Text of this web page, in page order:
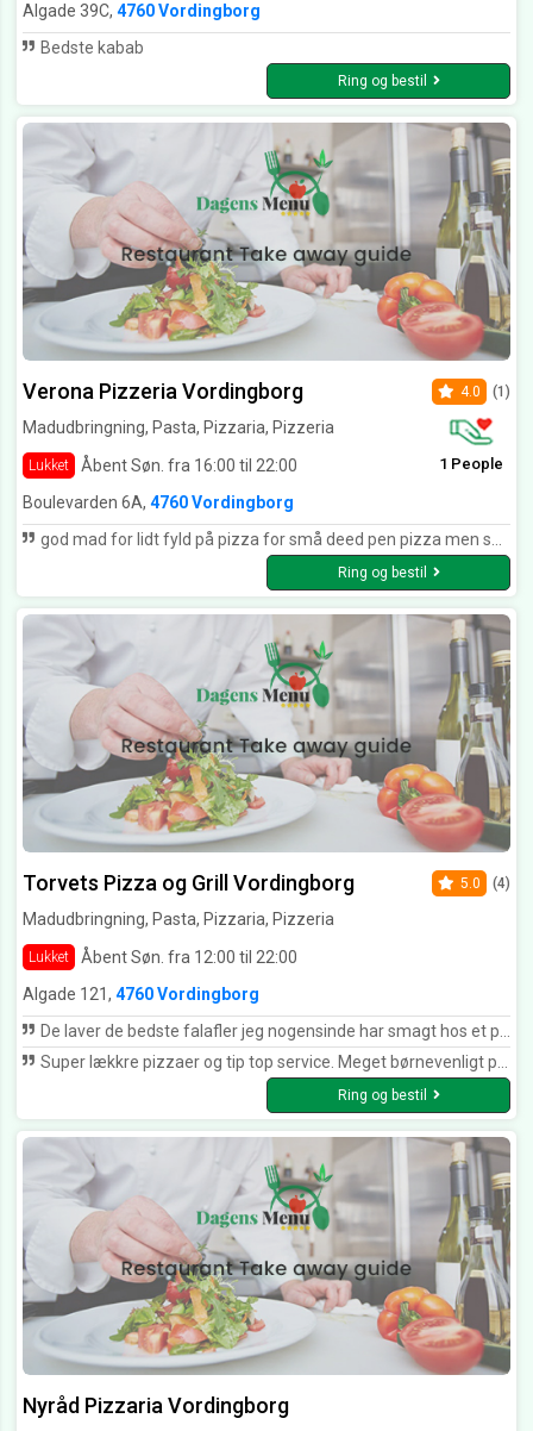
Algade 39C, 4760 Vordingborg
Bedste kabab
Ring og bestil
Verona Pizzeria Vordingborg
Madudbringning, Pasta, Pizzaria, Pizzeria
Lukket Åbent Søn. fra 16:00 til 22:00
4.0 (1)
1 People
Boulevarden 6A, 4760 Vordingborg
god mad for lidt fyld på pizza for små deed pen pizza men smager godt
Ring og bestil
Torvets Pizza og Grill Vordingborg
Madudbringning, Pasta, Pizzaria, Pizzeria
Lukket Åbent Søn. fra 12:00 til 22:00
5.0 (4)
Algade 121, 4760 Vordingborg
De laver de bedste falafler jeg nogensinde har smagt hos et pizzaria. Det er deres egen opskrift og de bager selv deres fladbrød fra bunden også ????✌️ Smag også deres Vegetar og veganer pizza. De bruger kartofler i tynde skiver istedet for ost, og det smager så friskt og rigt når du sætter tænderne i deres mad. Gør dig selv en tjeneste og giv dem en chance ????
Super lækkre pizzaer og tip top service. Meget børnevenligt personale
Ring og bestil
Nyråd Pizzaria Vordingborg